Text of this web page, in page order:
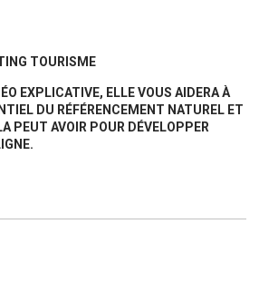
TOURISME
EXPLICATIVE, ELLE VOUS AIDERA À
DU RÉFÉRENCEMENT NATUREL ET
PEUT AVOIR POUR DÉVELOPPER